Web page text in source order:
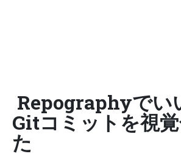
Repographyでい
Gitコミットを視
た